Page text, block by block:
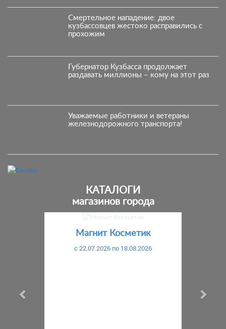
Смертельное нападение: двое
кузбассовцев жестоко расправились с
прохожим
Губернатор Кузбасса продолжает
раздавать миллионы – кому на этот раз
Уважаемые работники и ветераны
железнодорожного транспорта!
КАТАЛОГИ
магазинов города
Магнит Косметик
c 22.07.2026 по 18.08.2026